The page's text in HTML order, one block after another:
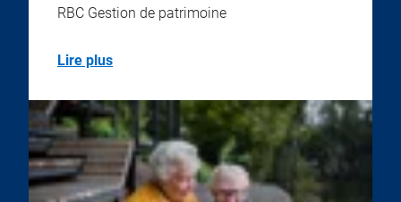
RBC Gestion de patrimoine
Lire plus